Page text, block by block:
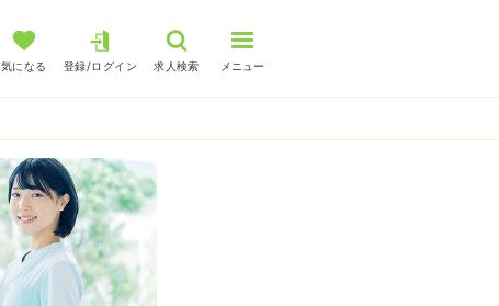
気になる 登録/ログイン 求人検索 メニュー